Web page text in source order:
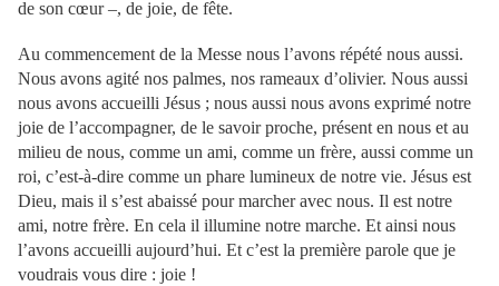
de son cœur –, de joie, de fête.
Au commencement de la Messe nous l’avons répété nous aussi.
Nous avons agité nos palmes, nos rameaux d’olivier. Nous aussi
nous avons accueilli Jésus ; nous aussi nous avons exprimé notre
joie de l’accompagner, de le savoir proche, présent en nous et au
milieu de nous, comme un ami, comme un frère, aussi comme un
roi, c’est-à-dire comme un phare lumineux de notre vie. Jésus est
Dieu, mais il s’est abaissé pour marcher avec nous. Il est notre
ami, notre frère. En cela il illumine notre marche. Et ainsi nous
l’avons accueilli aujourd’hui. Et c’est la première parole que je
voudrais vous dire : joie !